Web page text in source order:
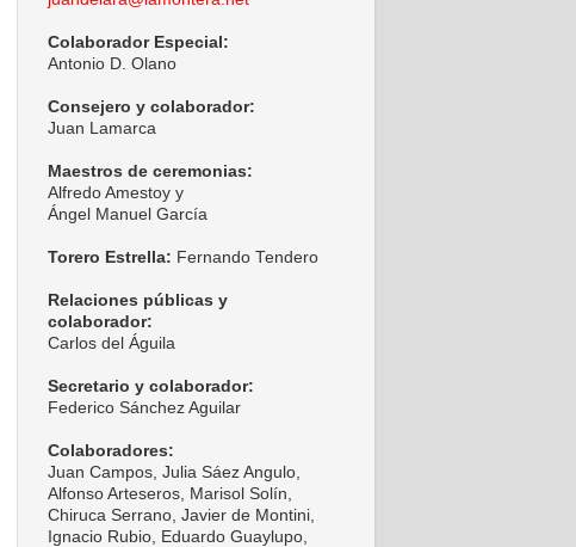
Colaborador Especial:
Antonio D. Olano
Consejero y colaborador:
Juan Lamarca
Maestros de ceremonias:
Alfredo Amestoy y
Ángel Manuel García
Torero Estrella: Fernando Tendero
Relaciones públicas y
colaborador:
Carlos del Águila
Secretario y colaborador:
Federico Sánchez Aguilar
Colaboradores:
Juan Campos, Julia Sáez Angulo,
Alfonso Arteseros, Marisol Solín,
Chiruca Serrano, Javier de Montini,
Ignacio Rubio, Eduardo Guaylupo,